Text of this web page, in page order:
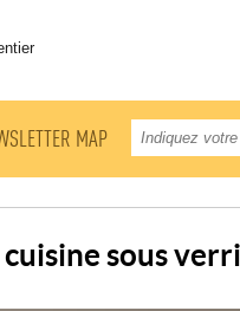
MAP
cuisine sous